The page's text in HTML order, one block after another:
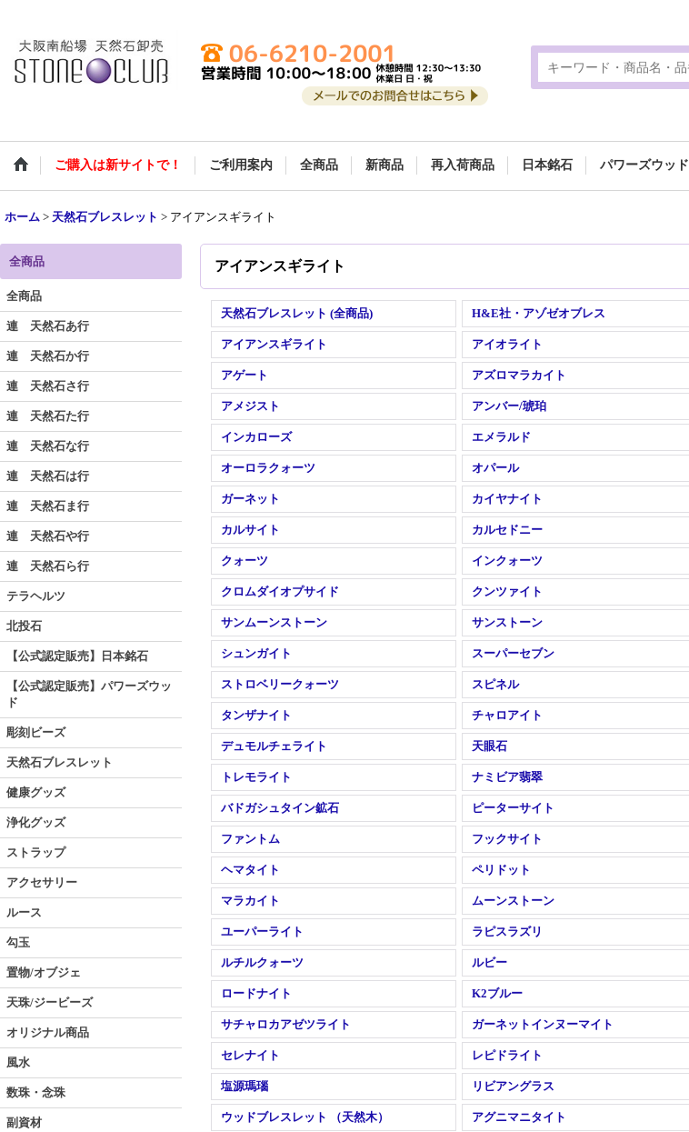
ご購入は新サイトで！ ご利用案内 全商品 新商品 再入荷商品 日本銘石 パワーズウッド
ホーム > 天然石ブレスレット > アイアンスギライト
全商品
全商品
連 天然石あ行
連 天然石か行
連 天然石さ行
連 天然石た行
連 天然石な行
連 天然石は行
連 天然石ま行
連 天然石や行
連 天然石ら行
テラヘルツ
北投石
【公式認定販売】日本銘石
【公式認定販売】パワーズウッ
ド
彫刻ビーズ
天然石ブレスレット
健康グッズ
浄化グッズ
ストラップ
アクセサリー
ルース
勾玉
置物/オブジェ
天珠/ジービーズ
オリジナル商品
風水
数珠・念珠
副資材
アイアンスギライト
天然石ブレスレット (全商品) H&E社・アゾゼオブレス
アイアンスギライト アイオライト
アゲート アズロマラカイト
アメジスト アンバー/琥珀
インカローズ エメラルド
オーロラクォーツ オパール
ガーネット カイヤナイト
カルサイト カルセドニー
クォーツ インクォーツ
クロムダイオプサイド クンツァイト
サンムーンストーン サンストーン
シュンガイト スーパーセブン
ストロベリークォーツ スピネル
タンザナイト チャロアイト
デュモルチェライト 天眼石
トレモライト ナミビア翡翠
バドガシュタイン鉱石 ピーターサイト
ファントム フックサイト
ヘマタイト ペリドット
マラカイト ムーンストーン
ユーパーライト ラピスラズリ
ルチルクォーツ ルビー
ロードナイト K2ブルー
サチャロカアゼツライト ガーネットインヌーマイト
セレナイト レピドライト
塩源瑪瑙 リビアングラス
ウッドブレスレット （天然木） アグニマニタイト